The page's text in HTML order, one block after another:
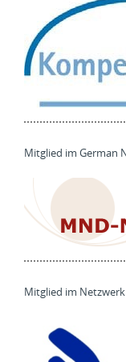
Mitglied im German
Mitglied im Netzwerk